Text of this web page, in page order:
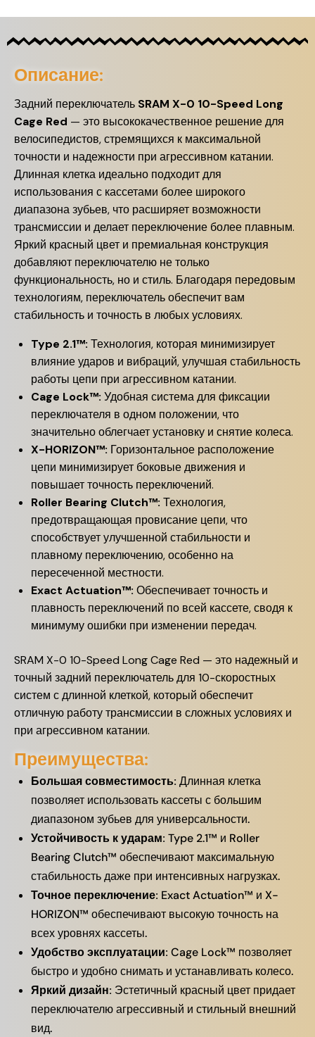
Описание:
Задний переключатель SRAM X-0 10-Speed Long
Cage Red — это высококачественное решение для
велосипедистов, стремящихся к максимальной
точности и надежности при агрессивном катании.
Длинная клетка идеально подходит для
использования с кассетами более широкого
диапазона зубьев, что расширяет возможности
трансмиссии и делает переключение более плавным.
Яркий красный цвет и премиальная конструкция
добавляют переключателю не только
функциональность, но и стиль. Благодаря передовым
технологиям, переключатель обеспечит вам
стабильность и точность в любых условиях.
Type 2.1™: Технология, которая минимизирует
влияние ударов и вибраций, улучшая стабильность
работы цепи при агрессивном катании.
Cage Lock™: Удобная система для фиксации
переключателя в одном положении, что
значительно облегчает установку и снятие колеса.
X-HORIZON™: Горизонтальное расположение
цепи минимизирует боковые движения и
повышает точность переключений.
Roller Bearing Clutch™: Технология,
предотвращающая провисание цепи, что
способствует улучшенной стабильности и
плавному переключению, особенно на
пересеченной местности.
Exact Actuation™: Обеспечивает точность и
плавность переключений по всей кассете, сводя к
минимуму ошибки при изменении передач.
SRAM X-0 10-Speed Long Cage Red — это надежный и
точный задний переключатель для 10-скоростных
систем с длинной клеткой, который обеспечит
отличную работу трансмиссии в сложных условиях и
при агрессивном катании.
Преимущества:
Большая совместимость: Длинная клетка
позволяет использовать кассеты с большим
диапазоном зубьев для универсальности.
Устойчивость к ударам: Type 2.1™ и Roller
Bearing Clutch™ обеспечивают максимальную
стабильность даже при интенсивных нагрузках.
Точное переключение: Exact Actuation™ и X-
HORIZON™ обеспечивают высокую точность на
всех уровнях кассеты.
Удобство эксплуатации: Cage Lock™ позволяет
быстро и удобно снимать и устанавливать колесо.
Яркий дизайн: Эстетичный красный цвет придает
переключателю агрессивный и стильный внешний
вид.